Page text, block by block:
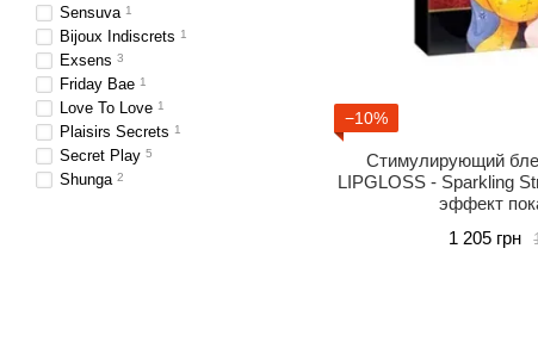
−10%
Стимулирующий
LIPGLOSS - Sparkling
эффект
1 205 грн
Sensuva 1
Bijoux Indiscrets 1
Exsens 3
Friday Bae 1
Love To Love 1
Plaisirs Secrets 1
Secret Play 5
Shunga 2